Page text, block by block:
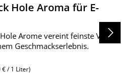
Hole Aroma für E-
Arome vereint feinste Vanille
Geschmackserlebnis.
€ / 1 Liter)